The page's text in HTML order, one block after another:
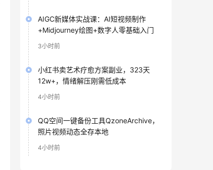
AIGC新媒体实战课：AI短视频制作
+Midjourney绘图+数字人零基础入门
3小时前
小红书卖艺术疗愈方案副业，323天
12w+，情绪解压刚需低成本
4小时前
QQ空间一键备份工具QzoneArchive，
照片视频动态全存本地
4小时前